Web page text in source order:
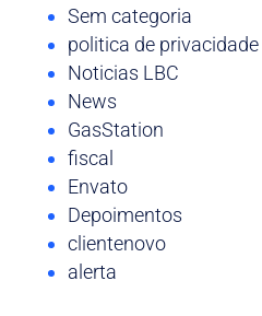
Sem categoria
politica de privacidade
Noticias LBC
News
GasStation
fiscal
Envato
Depoimentos
clientenovo
alerta